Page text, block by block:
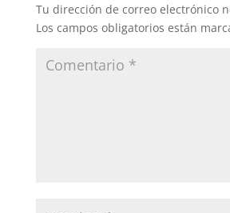
Tu dirección de correo electrónico
Los campos obligatorios están